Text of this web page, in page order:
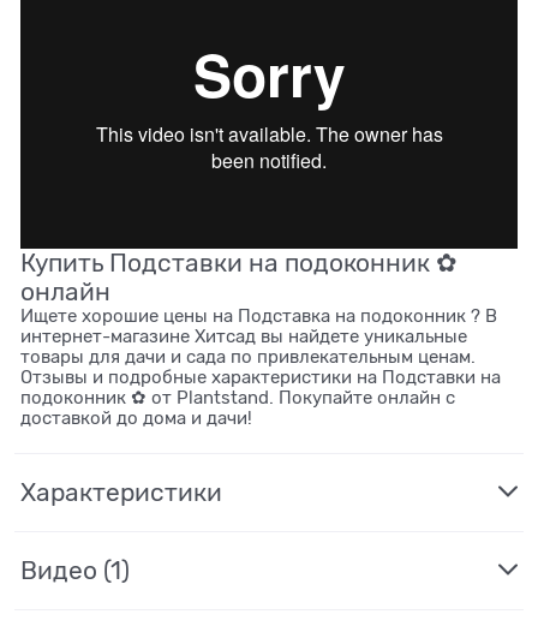
Купить Подставки на подоконник ✿
онлайн
Ищете хорошие цены на Подставка на подоконник ? В
интернет-магазине Хитсад вы найдете уникальные
товары для дачи и сада по привлекательным ценам.
Отзывы и подробные характеристики на Подставки на
подоконник ✿ от Plantstand. Покупайте онлайн с
доставкой до дома и дачи!
Характеристики
Видео (1)